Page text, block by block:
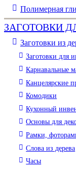
Полимерная
ЗАГОТОВКИ
Заготовки из
Заготовки для
Карнавальные
Канцелярские
Комодики
Кухонный
Основы для
Рамки,
Слова из дерева
Часы